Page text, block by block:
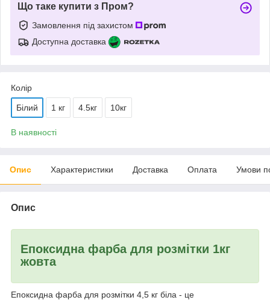
Що таке купити з Пром?
Замовлення під захистом
Доступна доставка
Колір
Білий 1 кг 4.5кг 10кг
В наявності
Опис Характеристики Доставка Оплата Умови
Опис
Епоксидна фарба для розмітки 1кг
жовта
Епоксидна фарба для розмітки 4,5 кг біла - це